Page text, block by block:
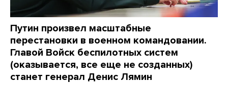
Путин произвел масштабные
перестановки в военном командовании.
Главой Войск беспилотных систем
(оказывается, все еще не созданных)
станет генерал Денис Лямин